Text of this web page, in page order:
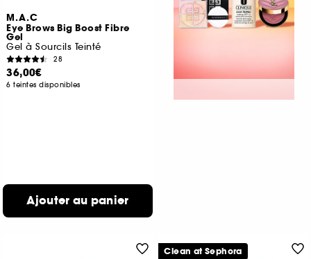
M.A.C
Eye Brows Big Boost Fibre
Gel
Gel à Sourcils Teinté
28
36,00€
6 teintes disponibles
Ajouter au panier
Clean at Sephora